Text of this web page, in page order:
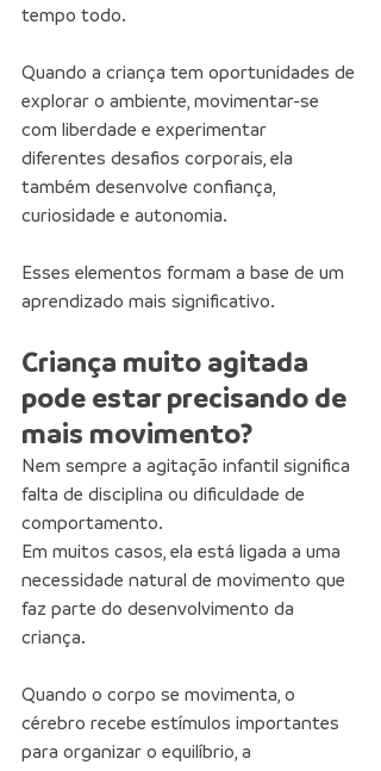
tempo todo.
Quando a criança tem oportunidades de
explorar o ambiente, movimentar-se
com liberdade e experimentar
diferentes desafios corporais, ela
também desenvolve confiança,
curiosidade e autonomia.
Esses elementos formam a base de um
aprendizado mais significativo.
Criança muito agitada
pode estar precisando de
mais movimento?
Nem sempre a agitação infantil significa
falta de disciplina ou dificuldade de
comportamento.
Em muitos casos, ela está ligada a uma
necessidade natural de movimento que
faz parte do desenvolvimento da
criança.
Quando o corpo se movimenta, o
cérebro recebe estímulos importantes
para organizar o equilíbrio, a